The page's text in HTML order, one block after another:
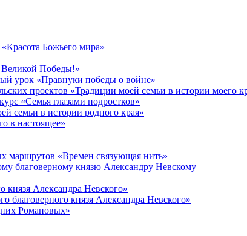
Божьего мира»
Победы!»
урок «Правнуки победы о войне»
проектов «Традиции моей семьи в истории моего
«Семья глазами подростков»
семьи в истории родного края»
в настоящее»
маршрутов «Времен связующая нить»
благоверному князю Александру Невскому
князя Александра Невского»
благоверного князя Александра Невского»
Романовых»